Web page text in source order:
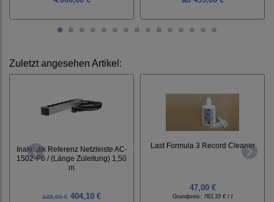
Zuletzt angesehen Artikel:
Inakustik Referenz Netzleiste AC-
1502-P6 / (Länge Zuleitung) 1,50
m
449,00 € 404,10 €
Last Formula 3 Record Cleaner
47,00 €
Grundpreis: 783,33 € / l